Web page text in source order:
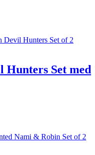
Hunters Set med